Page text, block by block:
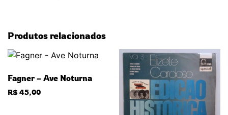
Produtos relacionados
Fagner – Ave Noturna
R$45,00